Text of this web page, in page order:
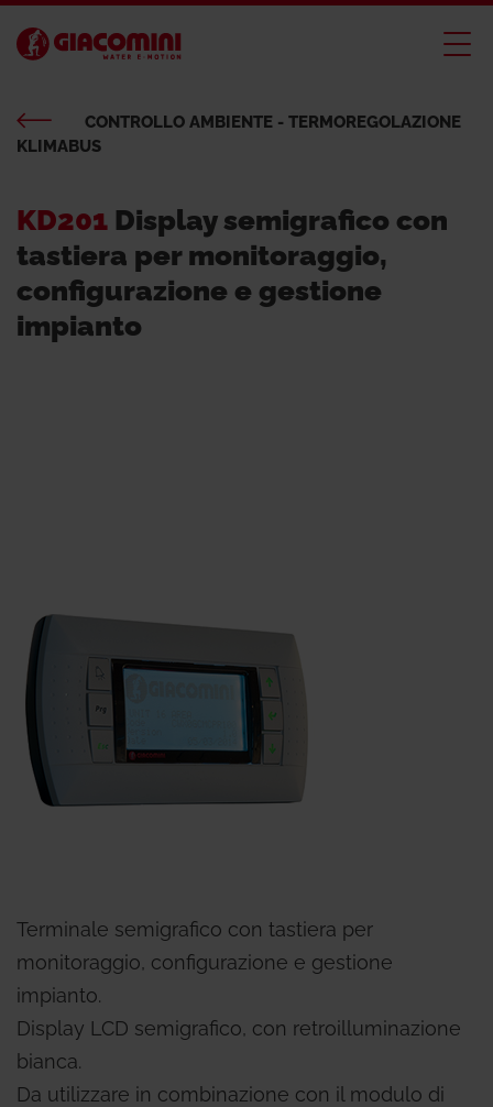
CONTROLLO AMBIENTE - TERMOREGOLAZIONE
KLIMABUS
KD201 Display semigrafico con
tastiera per monitoraggio,
configurazione e gestione
impianto
Terminale semigrafico con tastiera per
monitoraggio, configurazione e gestione
impianto.
Display LCD semigrafico, con retroilluminazione
bianca.
Da utilizzare in combinazione con il modulo di